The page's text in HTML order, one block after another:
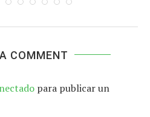
COMMENT
para publicar un